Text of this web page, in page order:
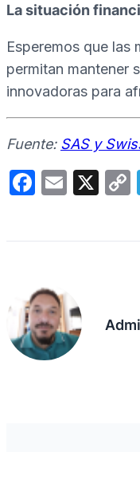
La situación
Esperemos que las
permitan mantener
innovadoras para
Fuente: SAS y
F
c
b
o
o
k
E
ail
X